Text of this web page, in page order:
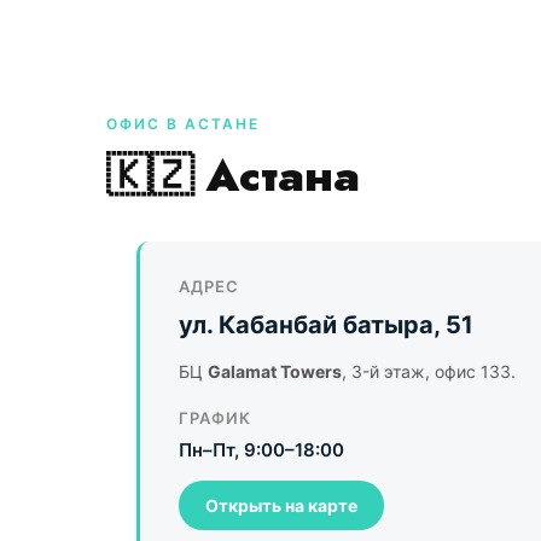
ОФИС В АСТАНЕ
🇰🇿 Астана
АДРЕС
ул. Кабанбай батыра, 51
БЦ Galamat Towers, 3-й этаж, офис 133.
ГРАФИК
Пн–Пт, 9:00–18:00
Открыть на карте